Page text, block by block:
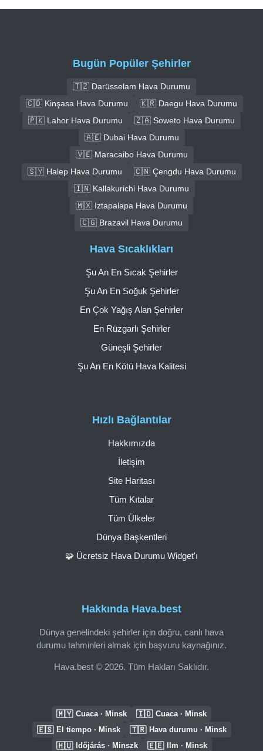
Bugün Popüler Şehirler
🇹🇿 Darüsselam Hava Durumu
🇨🇩 Kinşasa Hava Durumu
🇰🇷 Daegu Hava Durumu
🇵🇰 Lahor Hava Durumu
🇿🇦 Soweto Hava Durumu
🇦🇪 Dubai Hava Durumu
🇻🇪 Maracaibo Hava Durumu
🇸🇾 Halep Hava Durumu
🇨🇳 Çengdu Hava Durumu
🇮🇳 Kallakurichi Hava Durumu
🇲🇽 Iztapalapa Hava Durumu
🇨🇬 Brazavil Hava Durumu
Hakkında Hava.best
Dünya genelindeki şehirler için doğru, canlı hava
durumu tahminleri almak için başvuru kaynağınız.
Hava.best © 2026. Tüm Hakları Saklıdır.
Hızlı Bağlantılar
Hakkımızda
İletişim
Site Haritası
Tüm Kıtalar
Tüm Ülkeler
Dünya Başkentleri
🧩 Ücretsiz Hava Durumu Widget'ı
Hava Sıcaklıkları
Şu An En Sıcak Şehirler
Şu An En Soğuk Şehirler
En Çok Yağış Alan Şehirler
En Rüzgarlı Şehirler
Güneşli Şehirler
Şu An En Kötü Hava Kalitesi
🇲🇾 Cuaca · Minsk 🇮🇩 Cuaca · Minsk
🇪🇸 El tiempo · Minsk 🇹🇷 Hava durumu · Minsk
🇭🇺 Időjárás · Minszk 🇪🇪 Ilm · Minsk